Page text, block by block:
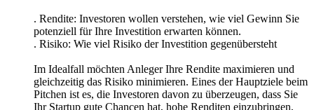
. Rendite: Investoren wollen verstehen, wie viel Gewinn Sie
potenziell für Ihre Investition erwarten können.
. Risiko: Wie viel Risiko der Investition gegenübersteht
Im Idealfall möchten Anleger Ihre Rendite maximieren und
gleichzeitig das Risiko minimieren. Eines der Hauptziele beim
Pitchen ist es, die Investoren davon zu überzeugen, dass Sie
Ihr Startup gute Chancen hat, hohe Renditen einzubringen,